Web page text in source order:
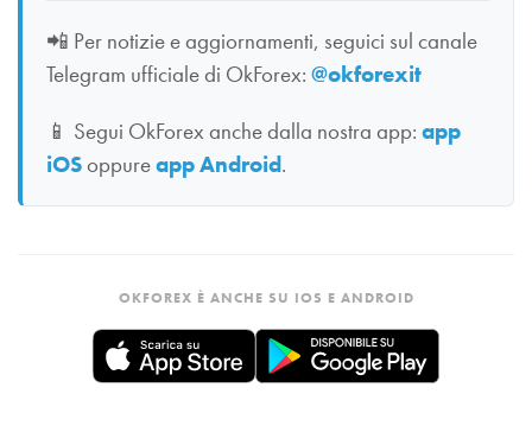
📲 Per notizie e aggiornamenti, seguici sul canale
Telegram ufficiale di OkForex: @okforexit
📱 Segui OkForex anche dalla nostra app: app
iOSoppureapp Android.
OKFOREX È ANCHE SU IOS E ANDROID